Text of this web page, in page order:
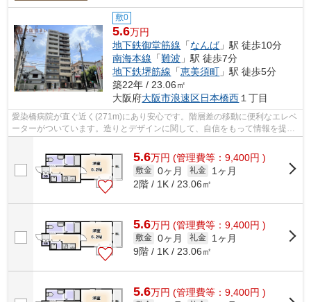
敷0
5.6万円
地下鉄御堂筋線 「なんば」駅 徒歩10分
南海本線 「難波 」駅 徒歩7分
地下鉄堺筋線 「恵美須町 」駅 徒歩5分
築22年 / 23.06㎡
大阪府大阪市浪速区日本橋西 １丁目
愛染橋病院が直ぐ近く(271m)にあり安心です。階層差の移動に便利なエレベ
ーターがついています。造りとデザインに関して、自信をもって情報を提供
5.6万円 (管理費等：9,400円 )
敷金 0ヶ月 礼金
1ヶ月
2階 / 1K / 23.06㎡
5.6万円 (管理費等：9,400円 )
敷金 0ヶ月 礼金
1ヶ月
9階 / 1K / 23.06㎡
5.6万円 (管理費等：9,400円 )